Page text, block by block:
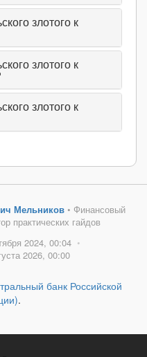
злотого к
злотого к
злотого к
Мельников• Финансовый
практических гайдов
2024, 00:04 •
2026, 00:00
банк Российской
.